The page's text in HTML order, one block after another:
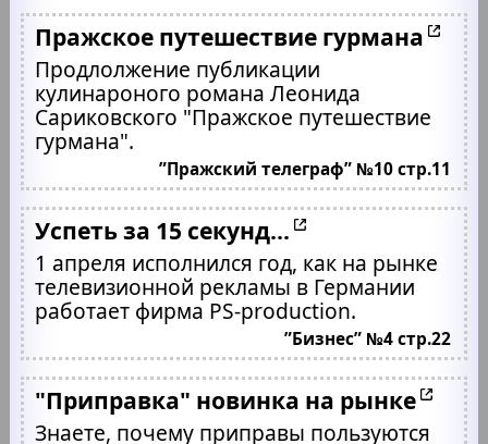
Пражское путешествие гурмана
Продлолжение публикации
кулинароного романа Леонида
Сариковского "Пражское путешествие
гурмана".
”Пражский телеграф” №10 стр.11
Успеть за 15 секунд...
1 апреля исполнился год, как на рынке
телевизионной рекламы в Германии
работает фирма PS-production.
”Бизнес” №4 стр.22
"Приправка" новинка на рынке
Знаете, почему приправы пользуются